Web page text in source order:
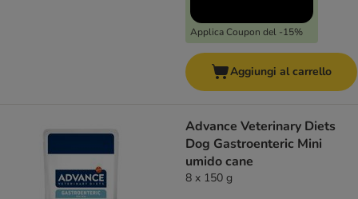
Applica Coupon del -15%
Aggiungi al carrello
Advance Veterinary Diets
Dog Gastroenteric Mini
umido cane
8 x 150 g